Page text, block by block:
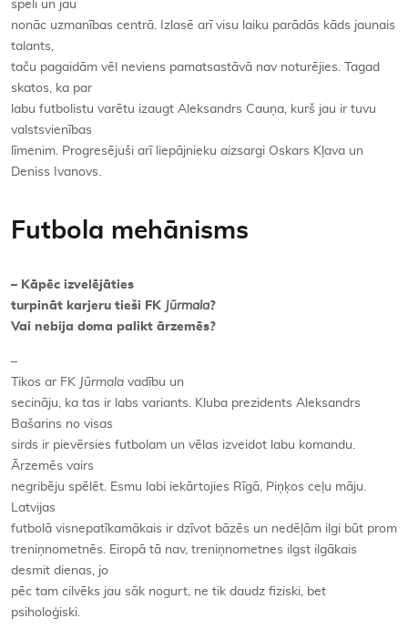
spēli un jau
nonāc uzmanības centrā. Izlasē arī visu laiku parādās kāds jaunais
talants,
taču pagaidām vēl neviens pamatsastāvā nav noturējies. Tagad
skatos, ka par
labu futbolistu varētu izaugt Aleksandrs Cauņa, kurš jau ir tuvu
valstsvienības
līmenim. Progresējuši arī liepājnieku aizsargi Oskars Kļava un
Deniss Ivanovs.
Futbola mehānisms
– Kāpēc izvelējāties
turpināt karjeru tieši FK Jūrmala?
Vai nebija doma palikt ārzemēs?
–
Tikos ar FK Jūrmala vadību un
secināju, ka tas ir labs variants. Kluba prezidents Aleksandrs
Bašarins no visas
sirds ir pievērsies futbolam un vēlas izveidot labu komandu.
Ārzemēs vairs
negribēju spēlēt. Esmu labi iekārtojies Rīgā, Piņķos ceļu māju.
Latvijas
futbolā visnepatīkamākais ir dzīvot bāzēs un nedēļām ilgi būt prom
treniņnometnēs. Eiropā tā nav, treniņnometnes ilgst ilgākais
desmit dienas, jo
pēc tam cilvēks jau sāk nogurt, ne tik daudz fiziski, bet
psiholoģiski.